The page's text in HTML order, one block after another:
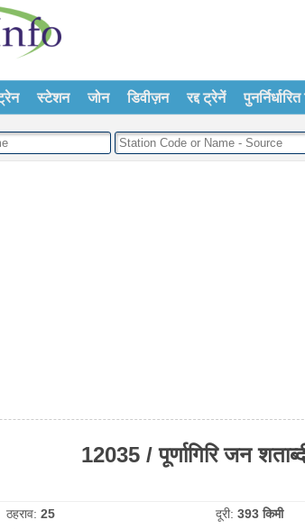
स्टेशन जोन डिवीज़न रद्द ट्रेनें
12035 / पूर्णागिरि जन
ठहराव: 25 दूरी: 393 किमी